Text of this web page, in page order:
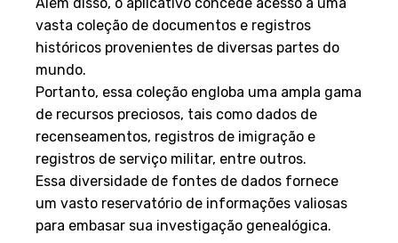
vasta coleção de documentos e registros
históricos provenientes de diversas partes do
mundo.
Portanto, essa coleção engloba uma ampla gama
de recursos preciosos, tais como dados de
recenseamentos, registros de imigração e
registros de serviço militar, entre outros.
Essa diversidade de fontes de dados fornece
um vasto reservatório de informações valiosas
para embasar sua investigação genealógica.